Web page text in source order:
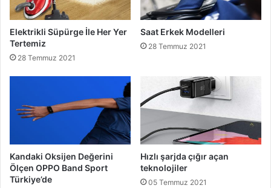
Elektrikli Süpürge İle Her Yer
Tertemiz
28 Temmuz 2021
Saat Erkek Modelleri
28 Temmuz 2021
Kandaki Oksijen Değerini
Ölçen OPPO Band Sport
Türkiye’de
Hızlı şarjda çığır açan
teknolojiler
05 Temmuz 2021